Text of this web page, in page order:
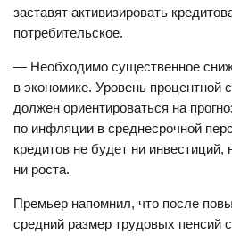
заставят активизировать
потребительское.
— Необходимо существенное
в экономике. Уровень процентной
должен ориентироваться на
по инфляции в среднесрочной
кредитов не будет ни инвестиций,
ни роста.
Премьер напомнил, что после
средний размер трудовых пенсий